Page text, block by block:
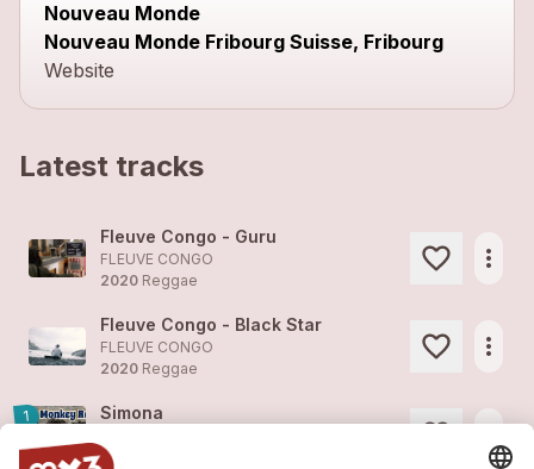
Nouveau Monde
Nouveau Monde Fribourg Suisse, Fribourg
Website
Latest tracks
Fleuve Congo - Guru
FLEUVE CONGO
2020 Reggae
more_horiz
Fleuve Congo - Black Star
FLEUVE CONGO
2020 Reggae
more_horiz
1 Simona
2020